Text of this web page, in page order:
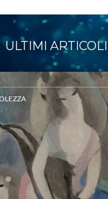
ULTIMI ARTICOLI